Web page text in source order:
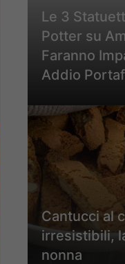
Le 3
Potter su
Faranno
Addio
Cantucci al
irresistibili,
nonna